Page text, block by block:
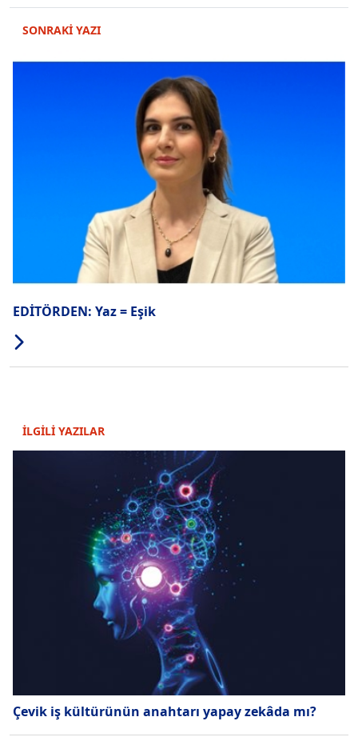
SONRAKİ YAZI
EDİTÖRDEN: Yaz = Eşik
İLGİLİ YAZILAR
Çevik iş kültürünün anahtarı yapay zekâda mı?